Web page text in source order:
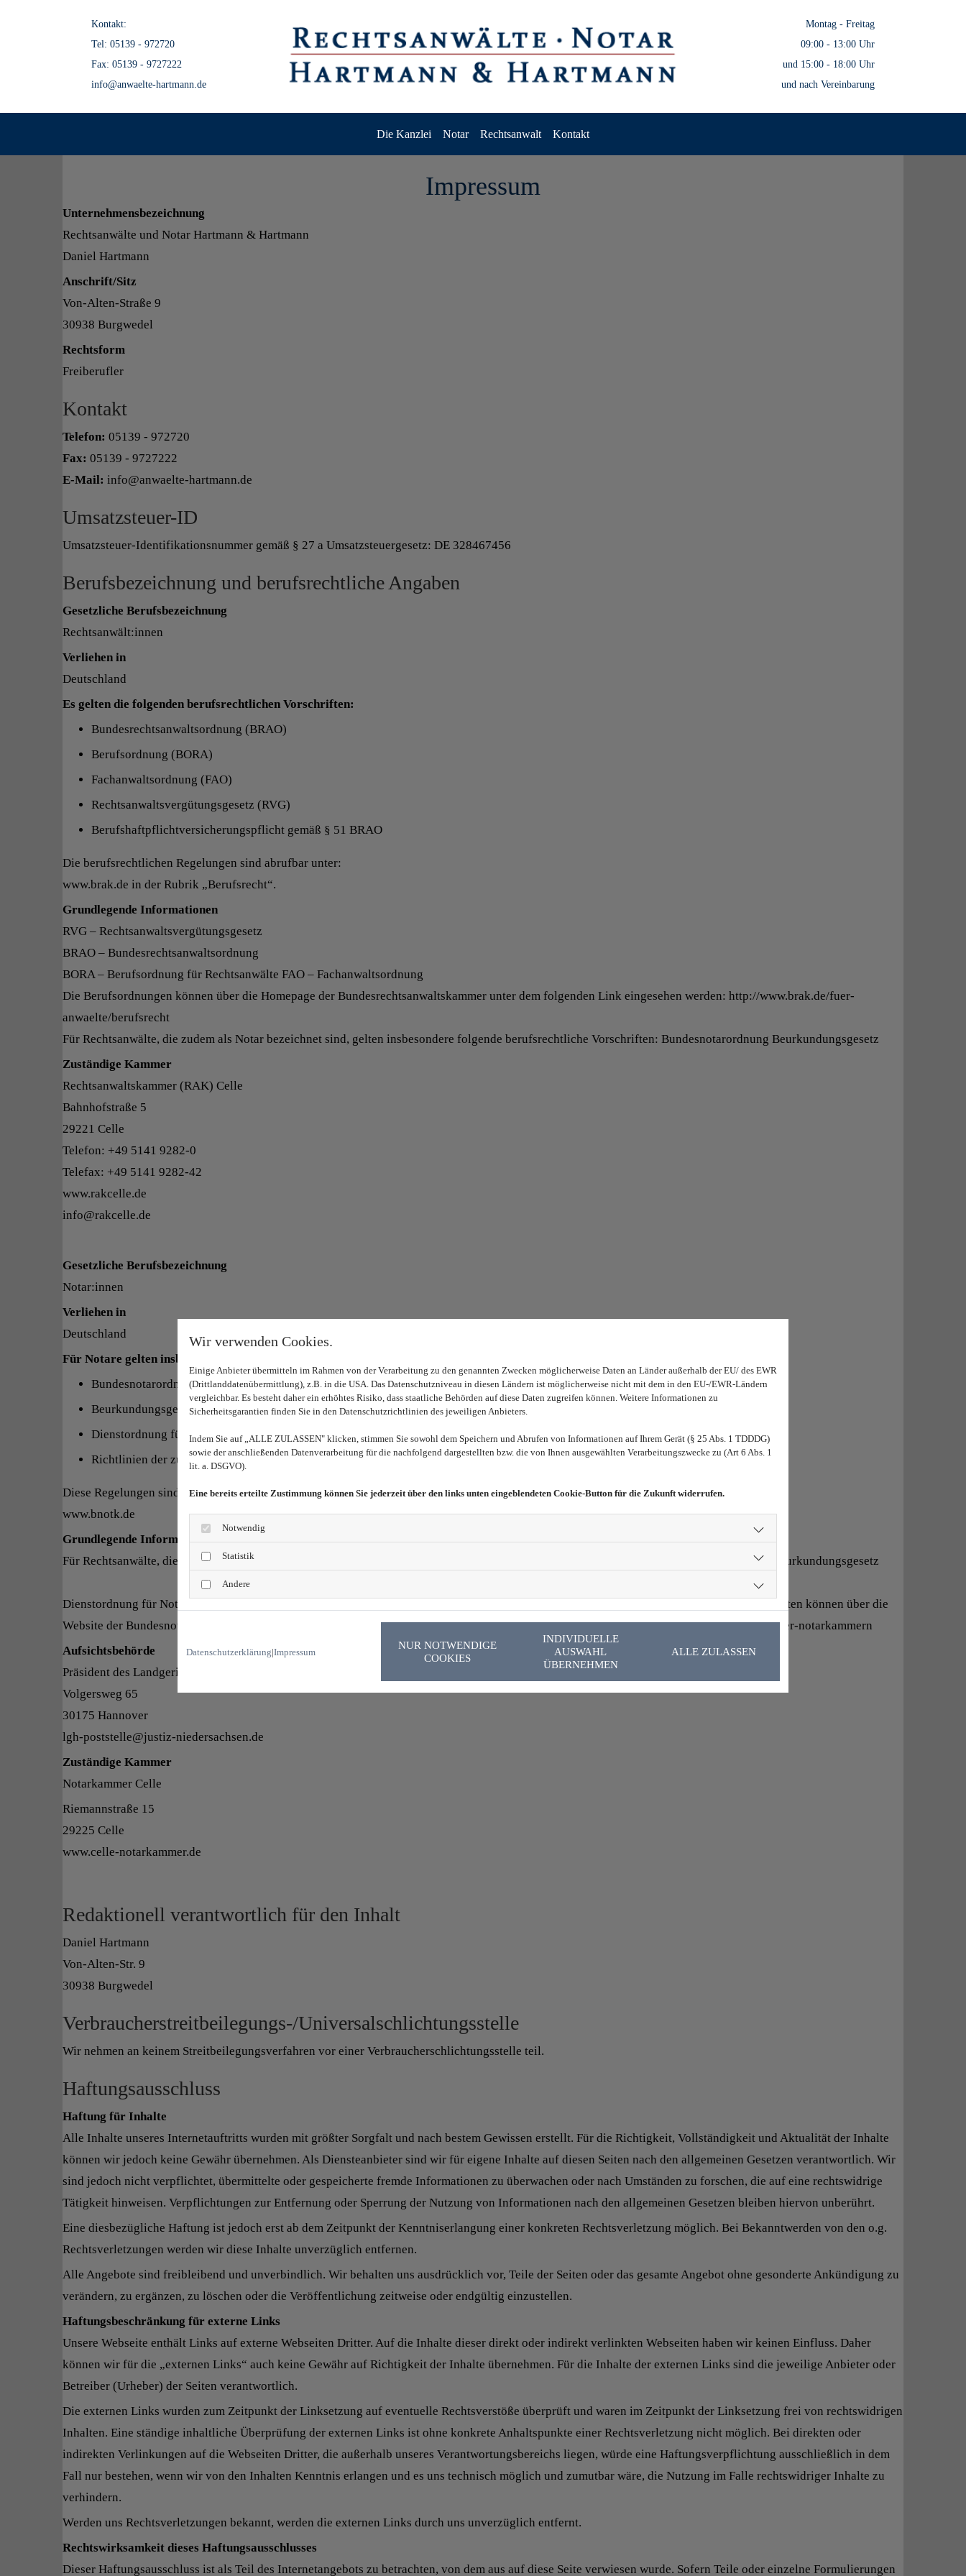
Kontakt:
Tel: 05139 - 972720
Fax: 05139 - 9727222
info@anwaelte-hartmann.de
Montag - Freitag
09:00 - 13:00 Uhr
und 15:00 - 18:00 Uhr
und nach Vereinbarung
Die Kanzlei Notar Rechtsanwalt Kontakt
Impressum
Unternehmensbezeichnung
Rechtsanwälte und Notar Hartmann & Hartmann
Daniel Hartmann
Anschrift/Sitz
Von-Alten-Straße 9
30938 Burgwedel
Rechtsform
Freiberufler
Kontakt
Telefon: 05139 - 972720
Fax: 05139 - 9727222
E-Mail: info@anwaelte-hartmann.de
Umsatzsteuer-ID
Umsatzsteuer-Identifikationsnummer gemäß § 27 a Umsatzsteuergesetz: DE 328467456
Berufsbezeichnung und berufsrechtliche Angaben
Gesetzliche Berufsbezeichnung
Rechtsanwält:innen
Verliehen in
Deutschland
Es gelten die folgenden berufsrechtlichen Vorschriften:
Bundesrechtsanwaltsordnung (BRAO)
Berufsordnung (BORA)
Fachanwaltsordnung (FAO)
Rechtsanwaltsvergütungsgesetz (RVG)
Berufshaftpflichtversicherungspflicht gemäß § 51 BRAO
Die berufsrechtlichen Regelungen sind abrufbar unter:
www.brak.de in der Rubrik „Berufsrecht“.
Grundlegende Informationen
RVG – Rechtsanwaltsvergütungsgesetz
BRAO – Bundesrechtsanwaltsordnung
BORA – Berufsordnung für Rechtsanwälte FAO – Fachanwaltsordnung
Die Berufsordnungen können über die Homepage der Bundesrechtsanwaltskammer unter dem folgenden Link eingesehen werden: http://www.brak.de/fuer-
anwaelte/berufsrecht
Für Rechtsanwälte, die zudem als Notar bezeichnet sind, gelten insbesondere folgende berufsrechtliche Vorschriften: Bundesnotarordnung Beurkundungsgesetz
Zuständige Kammer
Rechtsanwaltskammer (RAK) Celle
Bahnhofstraße 5
29221 Celle
Telefon: +49 5141 9282-0
Telefax: +49 5141 9282-42
www.rakcelle.de
info@rakcelle.de
Gesetzliche Berufsbezeichnung
Notar:innen
Verliehen in
Deutschland
Für Notare gelten insbesondere folgende Vorschriften:
Bundesnotarordnung (BNotO)
Beurkundungsgesetz (BeurkG)
Dienstordnung für Notarinnen und Notare (DONot)
Richtlinien der zuständigen Notarkammer
Diese Regelungen sind abrufbar unter:
www.bnotk.de
Grundlegende Informationen
Für Rechtsanwälte, die zudem als Notar bezeichnet sind, gelten insbesondere folgende berufsrechtliche Vorschriften: Bundesnotarordnung Beurkundungsgesetz
Dienstordnung für Notarinnen und Notare Kostenordnung Europäischer Kodex des notariellen Standesrechts. Alle berufsrechtlichen Vorschriften können über die
Website der Bundesnotarkammer unter dem folgenden Link eingesehen werden: http://www.bnotk.de/aufgaben-und-taetigkeiten/richtlinien-der-notarkammern
Aufsichtsbehörde
Präsident des Landgerichts Hannover
Volgersweg 65
30175 Hannover
lgh-poststelle@justiz-niedersachsen.de
Zuständige Kammer
Notarkammer Celle
Riemannstraße 15
29225 Celle
www.celle-notarkammer.de
Redaktionell verantwortlich für den Inhalt
Daniel Hartmann
Von-Alten-Str. 9
30938 Burgwedel
Verbraucherstreitbeilegungs-/Universalschlichtungsstelle
Wir nehmen an keinem Streitbeilegungsverfahren vor einer Verbraucherschlichtungsstelle teil.
Haftungsausschluss
Haftung für Inhalte
Alle Inhalte unseres Internetauftritts wurden mit größter Sorgfalt und nach bestem Gewissen erstellt. Für die Richtigkeit, Vollständigkeit und Aktualität der Inhalte
können wir jedoch keine Gewähr übernehmen. Als Diensteanbieter sind wir für eigene Inhalte auf diesen Seiten nach den allgemeinen Gesetzen verantwortlich. Wir
sind jedoch nicht verpflichtet, übermittelte oder gespeicherte fremde Informationen zu überwachen oder nach Umständen zu forschen, die auf eine rechtswidrige
Tätigkeit hinweisen. Verpflichtungen zur Entfernung oder Sperrung der Nutzung von Informationen nach den allgemeinen Gesetzen bleiben hiervon unberührt.
Eine diesbezügliche Haftung ist jedoch erst ab dem Zeitpunkt der Kenntniserlangung einer konkreten Rechtsverletzung möglich. Bei Bekanntwerden von den o.g.
Rechtsverletzungen werden wir diese Inhalte unverzüglich entfernen.
Alle Angebote sind freibleibend und unverbindlich. Wir behalten uns ausdrücklich vor, Teile der Seiten oder das gesamte Angebot ohne gesonderte Ankündigung zu
verändern, zu ergänzen, zu löschen oder die Veröffentlichung zeitweise oder endgültig einzustellen.
Haftungsbeschränkung für externe Links
Unsere Webseite enthält Links auf externe Webseiten Dritter. Auf die Inhalte dieser direkt oder indirekt verlinkten Webseiten haben wir keinen Einfluss. Daher
können wir für die „externen Links“ auch keine Gewähr auf Richtigkeit der Inhalte übernehmen. Für die Inhalte der externen Links sind die jeweilige Anbieter oder
Betreiber (Urheber) der Seiten verantwortlich.
Die externen Links wurden zum Zeitpunkt der Linksetzung auf eventuelle Rechtsverstöße überprüft und waren im Zeitpunkt der Linksetzung frei von rechtswidrigen
Inhalten. Eine ständige inhaltliche Überprüfung der externen Links ist ohne konkrete Anhaltspunkte einer Rechtsverletzung nicht möglich. Bei direkten oder
indirekten Verlinkungen auf die Webseiten Dritter, die außerhalb unseres Verantwortungsbereichs liegen, würde eine Haftungsverpflichtung ausschließlich in dem
Fall nur bestehen, wenn wir von den Inhalten Kenntnis erlangen und es uns technisch möglich und zumutbar wäre, die Nutzung im Falle rechtswidriger Inhalte zu
verhindern.
Werden uns Rechtsverletzungen bekannt, werden die externen Links durch uns unverzüglich entfernt.
Rechtswirksamkeit dieses Haftungsausschlusses
Dieser Haftungsausschluss ist als Teil des Internetangebots zu betrachten, von dem aus auf diese Seite verwiesen wurde. Sofern Teile oder einzelne Formulierungen
Wir verwenden Cookies.
Einige Anbieter übermitteln im Rahmen von der Verarbeitung zu den genannten Zwecken möglicherweise Daten an Länder außerhalb der EU/ des EWR
(Drittlanddatenübermittlung), z.B. in die USA. Das Datenschutzniveau in diesen Ländern ist möglicherweise nicht mit dem in den EU-/EWR-Ländern
vergleichbar. Es besteht daher ein erhöhtes Risiko, dass staatliche Behörden auf diese Daten zugreifen können. Weitere Informationen zu
Sicherheitsgarantien finden Sie in den Datenschutzrichtlinien des jeweiligen Anbieters.
Indem Sie auf „ALLE ZULASSEN" klicken, stimmen Sie sowohl dem Speichern und Abrufen von Informationen auf Ihrem Gerät (§ 25 Abs. 1 TDDDG)
sowie der anschließenden Datenverarbeitung für die nachfolgend dargestellten bzw. die von Ihnen ausgewählten Verarbeitungszwecke zu (Art 6 Abs. 1
lit. a. DSGVO).
Eine bereits erteilte Zustimmung können Sie jederzeit über den links unten eingeblendeten Cookie-Button für die Zukunft widerrufen.
Notwendig
Statistik
Andere
Datenschutzerklärung|Impressum
NUR NOTWENDIGE
COOKIES
INDIVIDUELLE
AUSWAHL
ÜBERNEHMEN
ALLE ZULASSEN